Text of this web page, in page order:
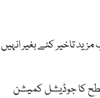
تاخیر کئے بغیر انہیں
کا جوڈیشل کمیشن